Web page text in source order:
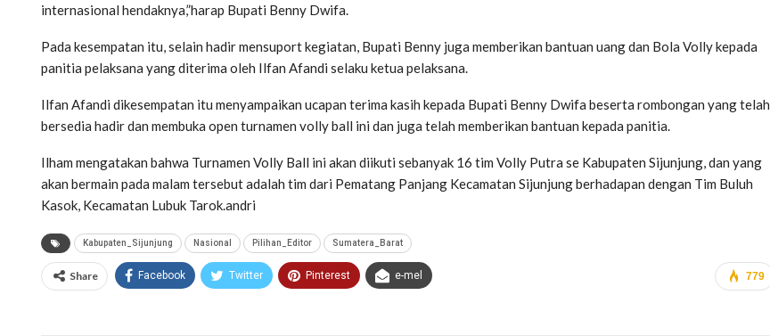
internasional hendaknya,”harap Bupati Benny Dwifa.
Pada kesempatan itu, selain hadir mensuport kegiatan, Bupati Benny juga memberikan bantuan uang dan Bola Volly kepada
panitia pelaksana yang diterima oleh Ilfan Afandi selaku ketua pelaksana.
Ilfan Afandi dikesempatan itu menyampaikan ucapan terima kasih kepada Bupati Benny Dwifa beserta rombongan yang telah
bersedia hadir dan membuka open turnamen volly ball ini dan juga telah memberikan bantuan kepada panitia.
Ilham mengatakan bahwa Turnamen Volly Ball ini akan diikuti sebanyak 16 tim Volly Putra se Kabupaten Sijunjung, dan yang
akan bermain pada malam tersebut adalah tim dari Pematang Panjang Kecamatan Sijunjung berhadapan dengan Tim Buluh
Kasok, Kecamatan Lubuk Tarok.andri
Kabupaten_Sijunjung Nasional Pilihan_Editor Sumatera_Barat
779
Share Facebook Twitter Pinterest e-mel